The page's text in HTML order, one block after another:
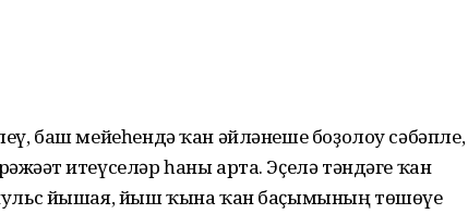
баш мейеһендә ҡан әйләнеше боҙолоу сәбәп­ле,
итеүселәр һаны арта. Эҫелә тәндәге ҡан
йышая, йыш ҡына ҡан баҫымының төшөүе